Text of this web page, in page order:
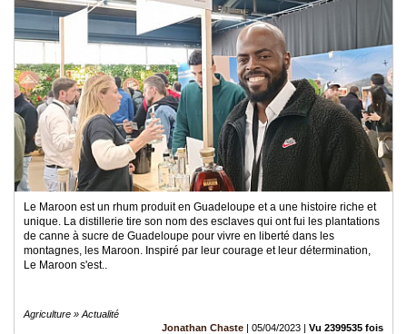
Le Maroon est un rhum produit en Guadeloupe et a une histoire riche et
unique. La distillerie tire son nom des esclaves qui ont fui les plantations
de canne à sucre de Guadeloupe pour vivre en liberté dans les
montagnes, les Maroon. Inspiré par leur courage et leur détermination,
Le Maroon s'est..
Agriculture » Actualité
Jonathan Chaste | 05/04/2023 | Vu 2399535 fois